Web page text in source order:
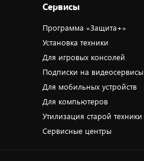
Сервисы
Программа «Защита+»
Установка техники
Для игровых консолей
Подписки на видеосервисы
Для мобильных устройств
Для компьютеров
Утилизация старой техники
Сервисные центры